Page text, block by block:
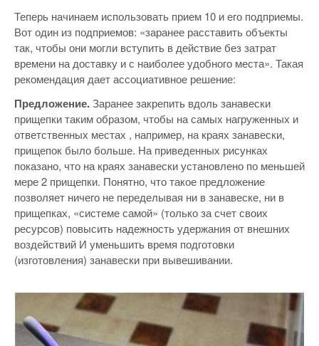
Теперь начинаем использовать прием 10 и его подприемы.
Вот один из подприемов: «заранее расставить объекты
так, чтобы они могли вступить в действие без затрат
времени на доставку и с наиболее удобного места». Такая
рекомендация дает ассоциативное решение:
Предложение.Заранее закрепить вдоль занавески
прищепки таким образом, чтобы на самых нагруженных и
ответственных местах , например, на краях занавески,
прищепок было больше. На приведенных рисунках
показано, что на краях занавески установлено по меньшей
мере 2 прищепки. Понятно, что такое предложение
позволяет ничего не переделывая ни в занавеске, ни в
прищепках, «системе самой» (только за счет своих
ресурсов) повысить надежность удержания от внешних
воздействий И уменьшить время подготовки
(изготовления) занавески при вывешивании.